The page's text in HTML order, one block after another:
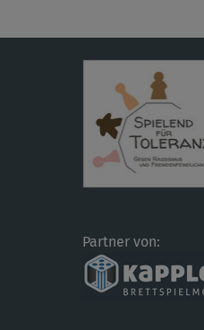
Partner von: